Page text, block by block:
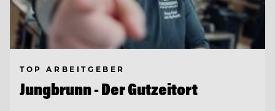
TOP ARBEITGEBER
Jungbrunn - Der Gutzeitort